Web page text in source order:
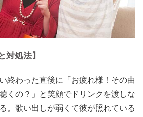
対処法】
終わった直後に「お疲れ様！その曲
くの？」と笑顔でドリンクを渡しな
。歌い出しが弱くて彼が照れている